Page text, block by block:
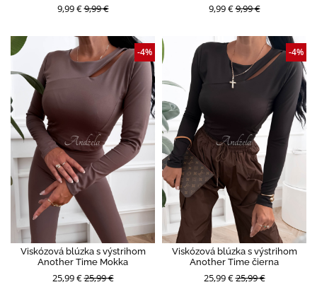
9,99 €9,99 € 9,99 €9,99 €
Viskózová blúzka s výstrihom
Another Time Mokka
25,99 €25,99 €
-4%
Viskózová blúzka s výstrihom
Another Time čierna
25,99 €25,99 €
-4%